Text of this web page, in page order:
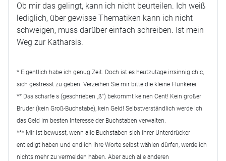
Ob mir das gelingt, kann ich nicht beurteilen. Ich weiß
lediglich, über gewisse Thematiken kann ich nicht
schweigen, muss darüber einfach schreiben. Ist mein
Weg zur Katharsis.
* Eigentlich habe ich genug Zeit. Doch ist es heutzutage irrsinnig chic,
sich gestresst zu geben. Verzeihen Sie mir bitte die kleine Flunkerei.
** Das scharfe s (geschrieben „ß“) bekommt keinen Cent! Kein großer
Bruder (kein Groß-Buchstabe), kein Geld! Selbstverständlich werde ich
das Geld im besten Interesse der Buchstaben verwalten.
*** Mir ist bewusst, wenn alle Buchstaben sich ihrer Unterdrücker
entledigt haben und endlich ihre Worte selbst wählen dürfen, werde ich
nichts mehr zu vermelden haben. Aber auch alle anderen